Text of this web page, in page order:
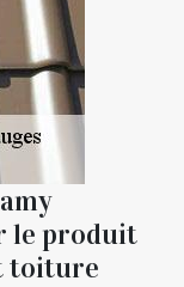
le produit
toiture